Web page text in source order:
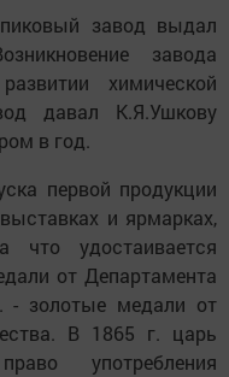
завод выдал
завода
химической
давал К.Я.Ушкову
в год.
первой продукции
и ярмарках,
что удостаивается
от Департамента
- золотые медали от
В 1865 г. царь
употребления